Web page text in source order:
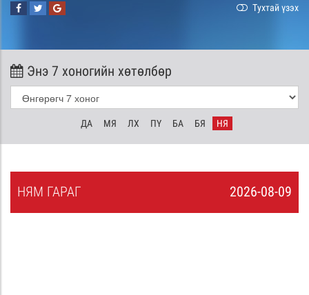
Тухтай үзэх
Энэ 7 хоногийн хөтөлбөр
ДА МЯ ЛХ ПҮ БА БЯ НЯ
2026-08-09
НЯМ ГАРАГ